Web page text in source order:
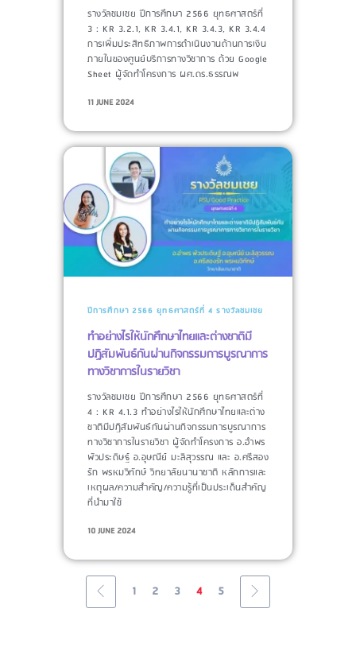
รางวัลชมเชย ปีการศึกษา 2566 ยุทธศาสตร์ที่
3 : KR 3.2.1, KR 3.4.1, KR 3.4.3, KR 3.4.4
การเพิ่มประสิทธิภาพการดำเนินงานด้านการเงิน
ภายในของศูนย์บริการทางวิชาการ ด้วย Google
Sheet ผู้จัดทำโครงการ​ ผศ.ดร.ธรรณพ
11 JUNE 2024
ปีการศึกษา 2566 ยุทธศาสตร์ที่ 4 รางวัลชมเชย
ทำอย่างไรให้นักศึกษาไทยและต่างชาติมี
ปฏิสัมพันธ์กันผ่านกิจกรรมการบูรณาการ
ทางวิชาการในรายวิชา
รางวัลชมเชย ปีการศึกษา 2566 ยุทธศาสตร์ที่
4 : KR 4.1.3 ทำอย่างไรให้นักศึกษาไทยและต่าง
ชาติมีปฏิสัมพันธ์กันผ่านกิจกรรมการบูรณาการ
ทางวิชาการในรายวิชา ผู้จัดทำโครงการ​ อ.อำพร
พัวประดิษฐ์ อ.อุษณีย์ มะลิสุวรรณ และ อ.ศรีสอง
รัก พรหมวิทักษ์ วิทยาลัยนานาชาติ หลักการและ
เหตุผล/ความสำคัญ/ความรู้ที่เป็นประเด็นสำคัญ
ที่นำมาใช้​
10 JUNE 2024
1 2 3 4 5